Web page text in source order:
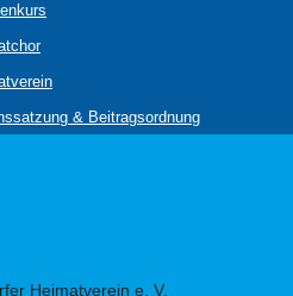
& Beitragsordnung